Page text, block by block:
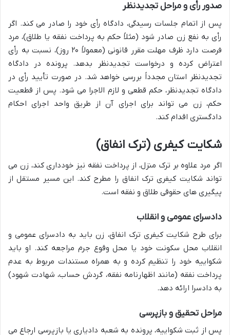
صدور رأی و مراحل تجدیدنظر
پس از اتمام جلسات رسیدگی، دادگاه رأی خود را صادر می کند. اگر
رأی به نفع زن صادر شود (مثلاً حکم به پرداخت نفقه یا طلاق)، مرد
فرصت دارد ظرف مهلت مقرر قانونی (معمولاً ۲۰ روز)، نسبت به رأی
اعتراض کرده و درخواست تجدیدنظر بدهد. پرونده در دادگاه
تجدیدنظر استان مجدداً بررسی خواهد شد. در صورت تأیید رأی در
دادگاه تجدیدنظر، حکم قطعی و لازم الاجرا می شود. پس از قطعیت
حکم، زن می تواند برای اجرای آن از طریق واحد اجرای احکام
دادگستری اقدام کند.
شکایت کیفری (ترک انفاق)
اگر مرد علاوه بر ترک منزل، از پرداخت نفقه نیز خودداری کند، زن می
تواند شکایت کیفری ترک انفاق را مطرح کند. این مسیر مستقل از
پیگیری های حقوقی طلاق و نفقه است.
دادسرای عمومی و انقلاب
برای طرح شکایت کیفری ترک انفاق، زن باید به دادسرای عمومی و
انقلاب محل سکونت خود یا محل وقوع جرم مراجعه کند. او باید
شکواییه خود را تنظیم کرده و به همراه مستندات مربوط به عدم
پرداخت نفقه (مانند اظهارنامه نفقه، گردش حساب، شهادت شهود)
به دادسرا ارائه دهد.
مراحل تحقیق و بازپرسی
پس از ثبت شکواییه، پرونده به شعبه دادیاری یا بازپرسی ارجاع می